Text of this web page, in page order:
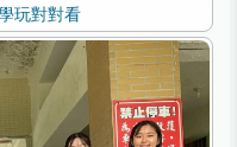
玩對對看